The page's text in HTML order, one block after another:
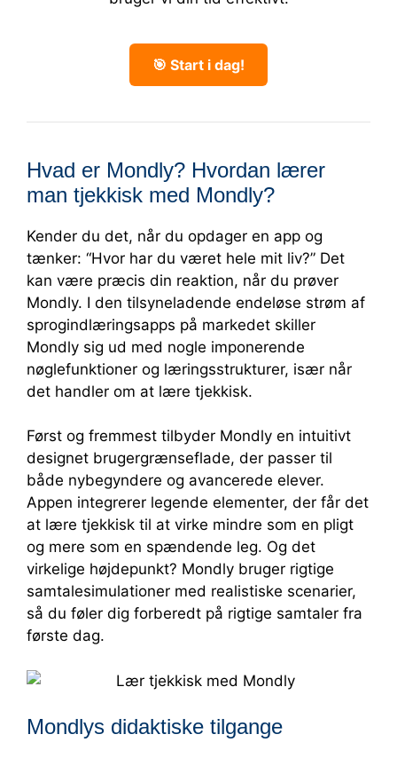
🎯 Start i dag!
Hvad er Mondly? Hvordan lærer
man tjekkisk med Mondly?
Kender du det, når du opdager en app og
tænker: “Hvor har du været hele mit liv?” Det
kan være præcis din reaktion, når du prøver
Mondly. I den tilsyneladende endeløse strøm af
sprogindlæringsapps på markedet skiller
Mondly sig ud med nogle imponerende
nøglefunktioner og læringsstrukturer, især når
det handler om at lære tjekkisk.
Først og fremmest tilbyder Mondly en intuitivt
designet brugergrænseflade, der passer til
både nybegyndere og avancerede elever.
Appen integrerer legende elementer, der får det
at lære tjekkisk til at virke mindre som en pligt
og mere som en spændende leg. Og det
virkelige højdepunkt? Mondly bruger rigtige
samtalesimulationer med realistiske scenarier,
så du føler dig forberedt på rigtige samtaler fra
første dag.
Mondlys didaktiske tilgange